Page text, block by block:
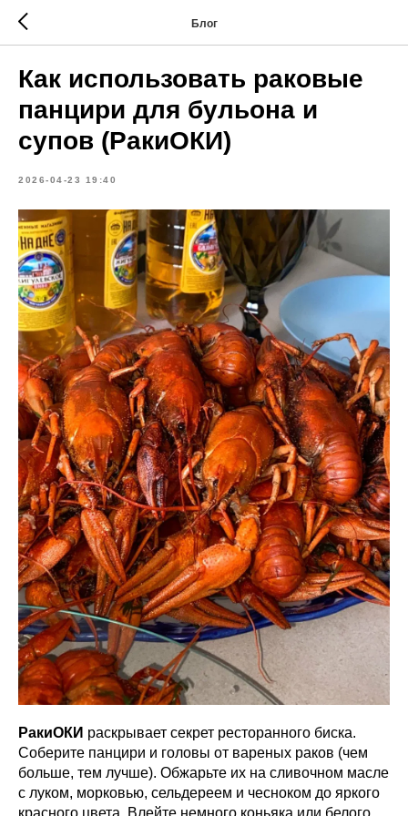
Блог
Как использовать раковые
панцири для бульона и
супов (РакиОКИ)
2026-04-23 19:40
РакиОКИ раскрывает секрет ресторанного биска.
Соберите панцири и головы от вареных раков (чем
больше, тем лучше). Обжарьте их на сливочном масле
с луком, морковью, сельдереем и чесноком до яркого
красного цвета. Влейте немного коньяка или белого